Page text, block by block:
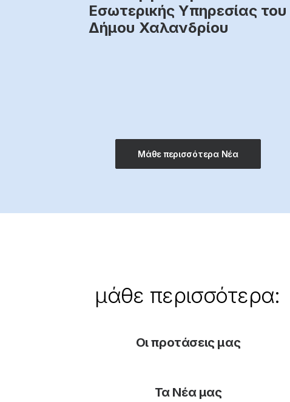
Εσωτερικής Υπηρεσίας του
Δήμου Χαλανδρίου
Μάθε περισσότερα Νέα
μάθε περισσότερα:
Οι προτάσεις μας
Τα Νέα μας